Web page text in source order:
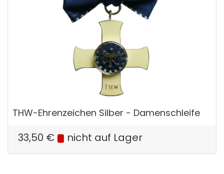
THW-Ehrenzeichen Silber - Damenschleife
33,50 € nicht auf Lager